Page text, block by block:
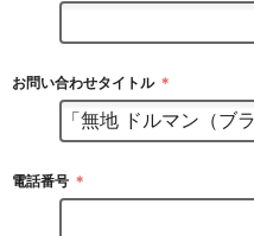
お問い合わせタイトル ＊
電話番号 ＊